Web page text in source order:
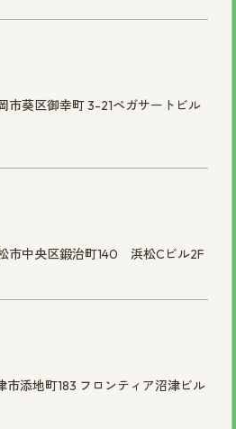
葵区御幸町 3-21ペガサートビル
中央区鍛治町140 浜松Cビル2F
添地町183 フロンティア沼津ビル